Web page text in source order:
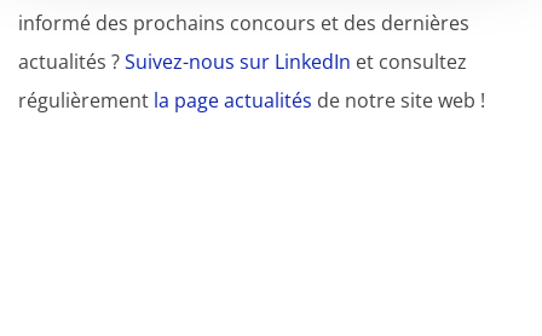
informé des prochains concours et des dernières
actualités ?Suivez-nous sur LinkedIn et consultez
régulièrement la page actualités de notre site web !